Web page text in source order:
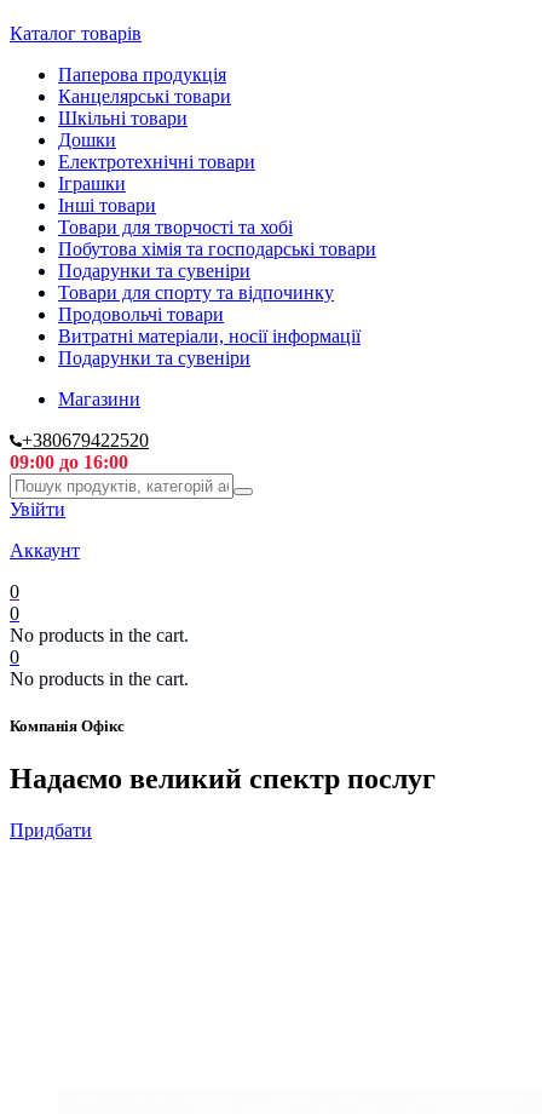
Каталог товарів
Паперова продукція
Канцелярські товари
Шкільні товари
Дошки
Електротехнічні товари
Іграшки
Інші товари
Товари для творчості та хобі
Побутова хімія та господарські товари
Подарунки та сувеніри
Товари для спорту та відпочинку
Продовольчі товари
Витратні матеріали, носії інформації
Подарунки та сувеніри
Магазини
+380679422520
09:00 до 16:00
Увійти
Аккаунт
0
0
No products in the cart.
0
No products in the cart.
Компанія Офікс
Надаємо великий спектр послуг
Придбати